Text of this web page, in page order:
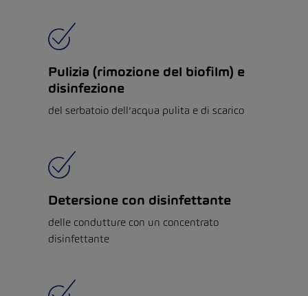
Pulizia (rimozione del biofilm) e
disinfezione
del serbatoio dell’acqua pulita e di scarico
Detersione con disinfettante
delle condutture con un concentrato
disinfettante